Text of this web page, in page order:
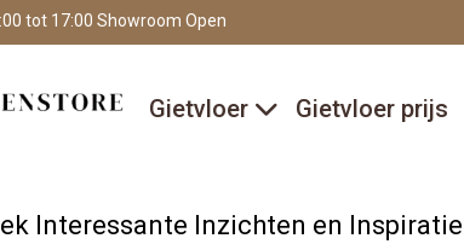
tot 17:00 Showroom Open
Gietvloer Gietvloer prijs
Interessante Inzichten en Inspiratie